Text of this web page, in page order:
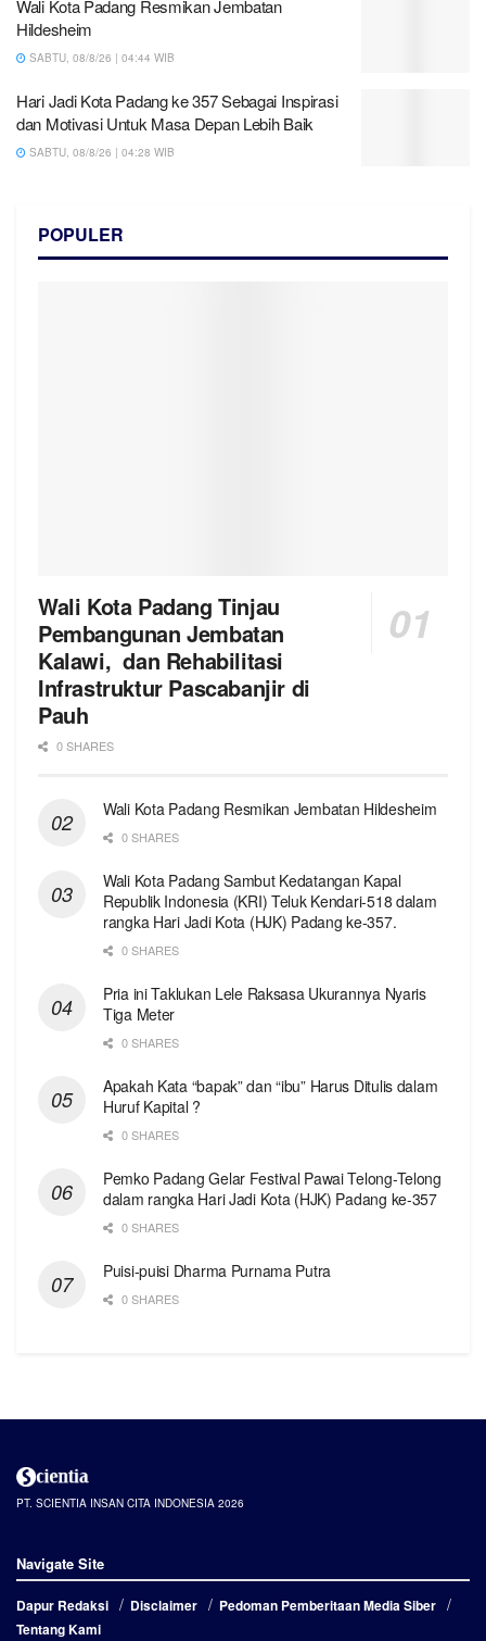
Wali Kota Padang Resmikan Jembatan
Hildesheim
SABTU, 08/8/26 | 04:44 WIB
Hari Jadi Kota Padang ke 357 Sebagai Inspirasi
dan Motivasi Untuk Masa Depan Lebih Baik
SABTU, 08/8/26 | 04:28 WIB
POPULER
Wali Kota Padang Tinjau
Pembangunan Jembatan
Kalawi, dan Rehabilitasi
Infrastruktur Pascabanjir di
Pauh
0 SHARES
Wali Kota Padang Resmikan Jembatan Hildesheim
0 SHARES
Wali Kota Padang Sambut Kedatangan Kapal
Republik Indonesia (KRI) Teluk Kendari-518 dalam
rangka Hari Jadi Kota (HJK) Padang ke-357.
0 SHARES
Pria ini Taklukan Lele Raksasa Ukurannya Nyaris
Tiga Meter
0 SHARES
Apakah Kata “bapak” dan “ibu” Harus Ditulis dalam
Huruf Kapital ?
0 SHARES
Pemko Padang Gelar Festival Pawai Telong-Telong
dalam rangka Hari Jadi Kota (HJK) Padang ke-357
0 SHARES
Puisi-puisi Dharma Purnama Putra
0 SHARES
PT. SCIENTIA INSAN CITA INDONESIA 2026
Navigate Site
Dapur Redaksi Disclaimer
Pedoman Pemberitaan Media Siber
Tentang Kami